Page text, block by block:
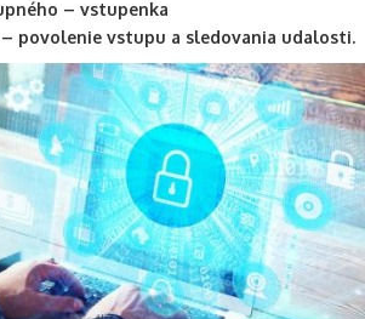
– vstupenka
povolenie vstupu a sledovania udalosti.